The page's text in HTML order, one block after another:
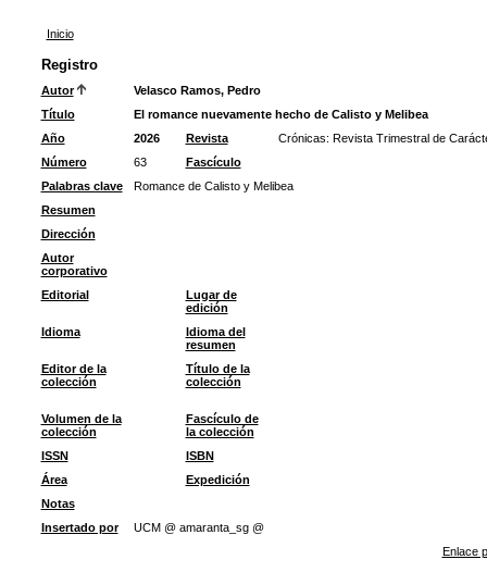
Inicio
Registro
Autor
Velasco Ramos, Pedro
Título
El romance nuevamente hecho de Calisto y Melibea
Año
2026 Revista
Crónicas: Revista Trimestral de
Número
63
Fascículo
Palabras clave
Romance de Calisto y Melibea
Resumen
Dirección
Autor
corporativo
Editorial
Lugar de
edición
Idioma
Idioma del
resumen
Editor de la
colección
Título de la
colección
Volumen de la
colección
Fascículo de
la colección
ISSN
ISBN
Área
Expedición
Notas
Insertado por
UCM @ amaranta_sg @
Enlace